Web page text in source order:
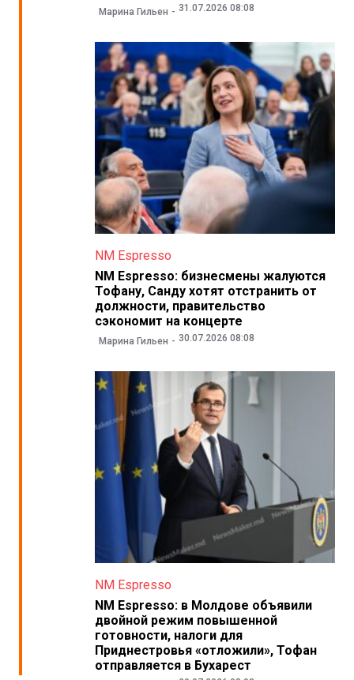
Марина Гильен 31.07.2026 08:08
NM Espresso
NM Espresso: бизнесмены жалуются
Тофану, Санду хотят отстранить от
должности, правительство
сэкономит на концерте
Марина Гильен 30.07.2026 08:08
NM Espresso
NM Espresso: в Молдове объявили
двойной режим повышенной
готовности, налоги для
Приднестровья «отложили», Тофан
отправляется в Бухарест